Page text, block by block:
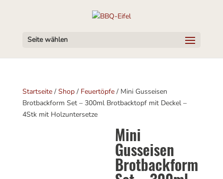
Seite wählen
Startseite/ Shop/ Feuertöpfe/ Mini Gusseisen
Brotbackform Set – 300ml Brotbacktopf mit Deckel –
4Stk mit Holzuntersetze
Mini
Gusseisen
Brotbackform